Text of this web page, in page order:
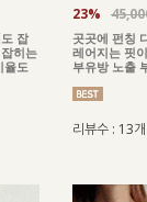
잡
히는
율도
23%
곳곳에 펀칭
레어지는 핏
부유방 노출
리뷰수 : 13개